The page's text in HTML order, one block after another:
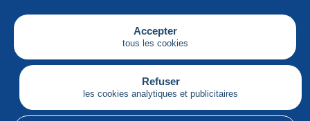
Accepter
tous les cookies
Refuser
les cookies analytiques et publicitaires
Société
Services
Articles
Français